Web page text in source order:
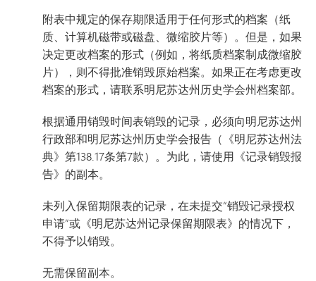
附表中规定的保存期限适用于任何形式的档案（纸
质、计算机磁带或磁盘、微缩胶片等）。但是，如果
决定更改档案的形式（例如，将纸质档案制成微缩胶
片），则不得批准销毁原始档案。如果正在考虑更改
档案的形式，请联系明尼苏达州历史学会州档案部。
根据通用销毁时间表销毁的记录，必须向明尼苏达州
行政部和明尼苏达州历史学会报告（《明尼苏达州法
典》第138.17条第7款）。为此，请使用《记录销毁报
告》的副本。
未列入保留期限表的记录，在未提交“销毁记录授权
申请”或《明尼苏达州记录保留期限表》的情况下，
不得予以销毁。
无需保留副本。